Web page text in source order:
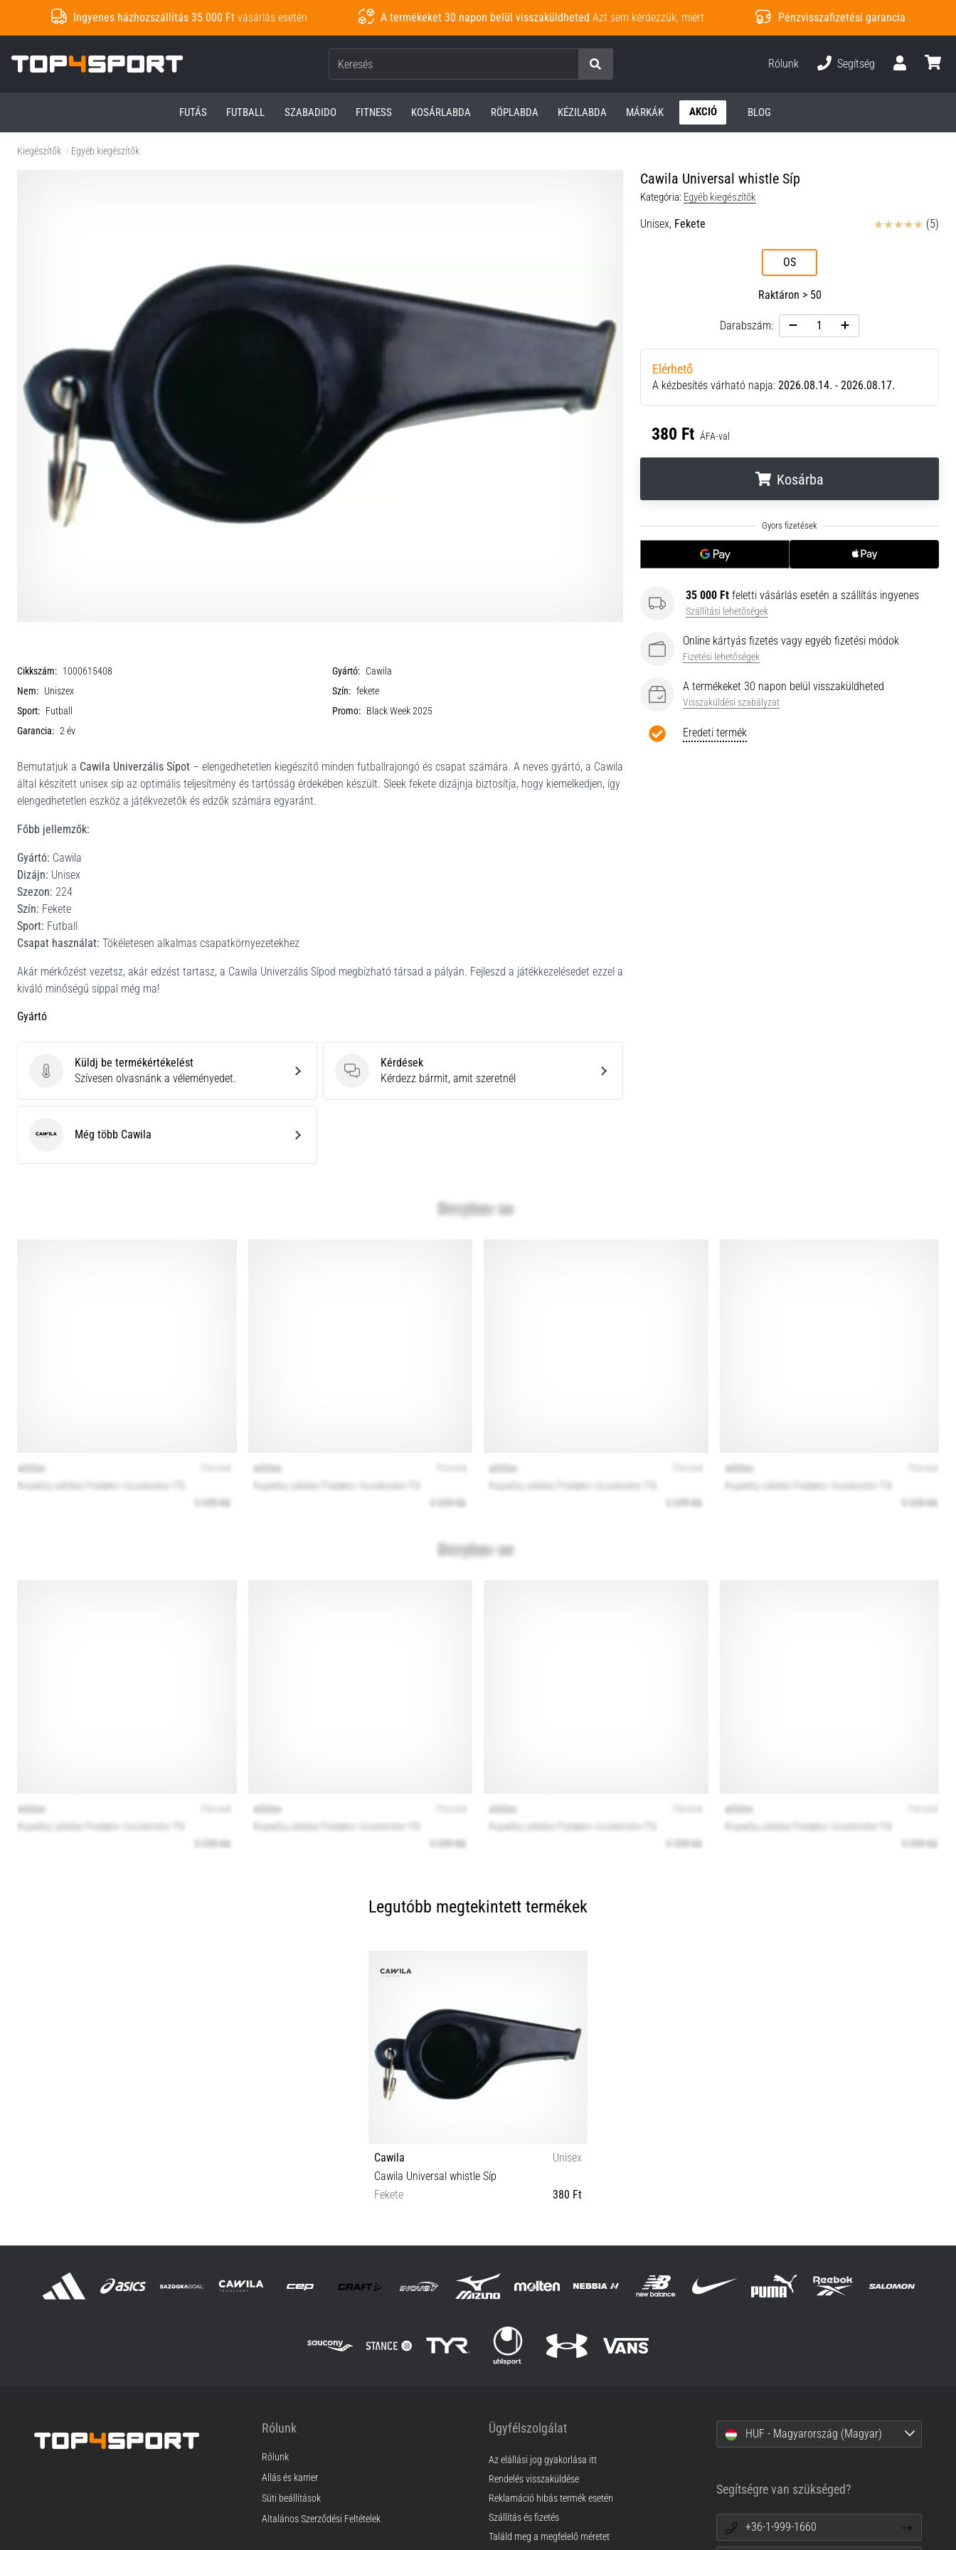
Ingyenes házhozszállítás 35 000 Ft vásárlás esetén A termékeket 30 napon belül visszaküldheted Azt sem kérdezzük, miért Pénzvisszafizetési garancia
Top4Sport.hu
Keresés
Rólunk
Segítség
FUTÁS FUTBALL SZABADIDO FITNESS KOSÁRLABDA RÖPLABDA KÉZILABDA MÁRKÁK AKCIÓ BLOG
Kiegészítők Egyéb kiegészítők
Cawila Universal whistle Síp
Kategória: Egyéb kiegészítők
Unisex, Fekete Értékelés (5)
OS
Raktáron > 50
Darabszám:
Elérhető
A kézbesítés várható napja: 2026.08.14. - 2026.08.17.
380 Ft ÁFA-val
Kosárba
..
35 000 Ft feletti vásárlás esetén a szállítás ingyenes
Szállítási lehetőségek
Online kártyás fizetés vagy egyéb fizetési módok
Fizetési lehetőségek
A termékeket 30 napon belül visszaküldheted
Visszaküldési szabályzat
Eredeti termék
Cikkszám: 1000615408 Gyártó: Cawila
Nem: Uniszex Szín: fekete
Sport: Futball Promo: Black Week 2025
Garancia: 2 év
Bemutatjuk a Cawila Univerzális Sípot – elengedhetetlen kiegészítő minden futballrajongó és csapat számára. A neves gyártó, a Cawila
által készített unisex síp az optimális teljesítmény és tartósság érdekében készült. Sleek fekete dizájnja biztosítja, hogy kiemelkedjen, így
elengedhetetlen eszköz a játékvezetők és edzők számára egyaránt.
Főbb jellemzők:
Gyártó: Cawila
Dizájn: Unisex
Szezon: 224
Szín: Fekete
Sport: Futball
Csapat használat: Tökéletesen alkalmas csapatkörnyezetekhez
Akár mérkőzést vezetsz, akár edzést tartasz, a Cawila Univerzális Sípod megbízható társad a pályán. Fejleszd a játékkezelésedet ezzel a
kiváló minőségű síppal még ma!
Gyártó
Küldj be termékértékelést
Küldj be termékértékelést
Szívesen olvasnánk a véleményedet.
Kérdések
Kérdések
Kérdezz bármit, amit szeretnél
Cawila Még több Cawila
Legutóbb megtekintett termékek
Cawila
Unisex
Cawila Universal whistle Síp
Fekete
380 Ft
OS
Rólunk
Rólunk
Állás és karrier
Süti beállítások
Általános Szerződési Feltételek
Ügyfélszolgálat
Az elállási jog gyakorlása itt
Rendelés visszaküldése
Reklamáció hibás termék esetén
Szállítás és fizetés
Találd meg a megfelelő méretet
HUF - Magyarország (Magyar)
Segítségre van szükséged?
+36-1-999-1660